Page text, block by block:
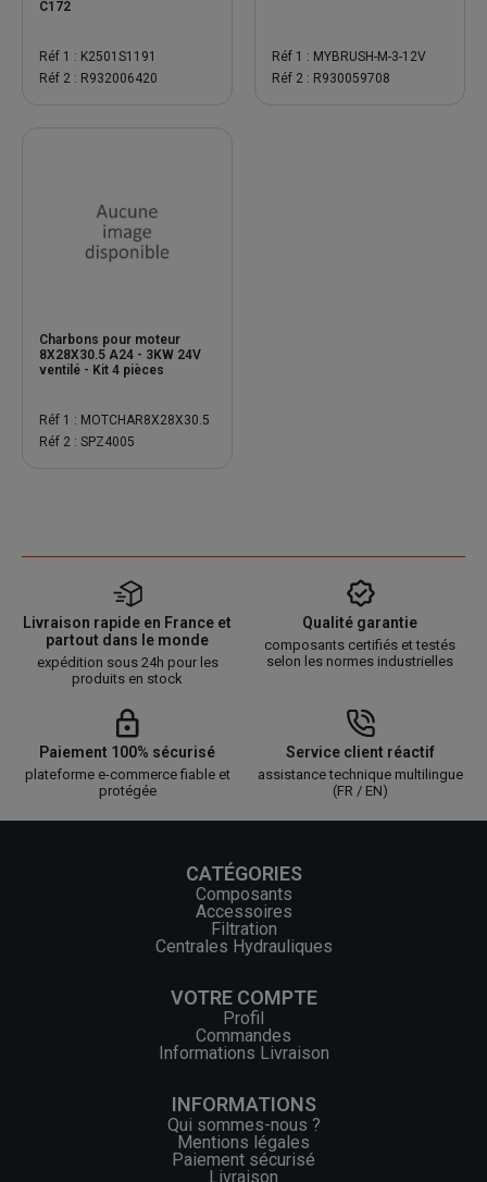
C172
Réf 1 : K2501S1191
Réf 2 : R932006420
Réf 1 : MYBRUSH-M-3-12V
Réf 2 : R930059708
Charbons pour moteur
8X28X30.5 A24 - 3KW 24V
ventilé - Kit 4 pièces
Réf 1 : MOTCHAR8X28X30.5
Réf 2 : SPZ4005
Livraison rapide en France et
partout dans le monde
expédition sous 24h pour les
produits en stock
Qualité garantie
composants certifiés et testés
selon les normes industrielles
Paiement 100% sécurisé
plateforme e-commerce fiable et
protégée
Service client réactif
assistance technique multilingue
(FR / EN)
CATÉGORIES
Composants
Accessoires
Filtration
Centrales Hydrauliques
VOTRE COMPTE
Profil
Commandes
Informations Livraison
INFORMATIONS
Qui sommes-nous ?
Mentions légales
Paiement sécurisé
Livraison